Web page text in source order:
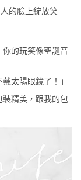
的臉上綻放笑
你的玩笑像聖誕音
太陽眼鏡了！」
裝精美，跟我的包